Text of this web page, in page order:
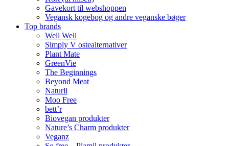
Gavekort til webshoppen
Vegansk kogebog og andre veganske bøger
Top brands
Well Well
Simply V ostealternativer
Plant Mate
GreenVie
The Beginnings
Beyond Meat
Naturli
Moo Free
bett’r
Biovegan produkter
Nature’s Charm produkter
Veganz